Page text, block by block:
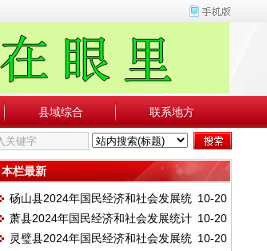
县域综合 联系地方
本栏最新
10-20
砀山县2024年国民经济和社会发展统
计公报
10-20
萧县2024年国民经济和社会发展统计
公报
10-20
灵璧县2024年国民经济和社会发展统